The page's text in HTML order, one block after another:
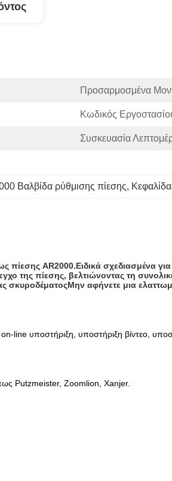
Προσαρμοσμένα
Κωδικός
Συσκευασία
Βαλβίδα ρύθμισης πίεσης,
AR2000.Ειδικά σχεδιασμένα
της πίεσης, βελτιώνοντας τη
σκυροδέματοςΜην αφήνετε μια
line υποστήριξη, υποστήριξη βίντεο,
Putzmeister, Zoomlion, Xanjer.